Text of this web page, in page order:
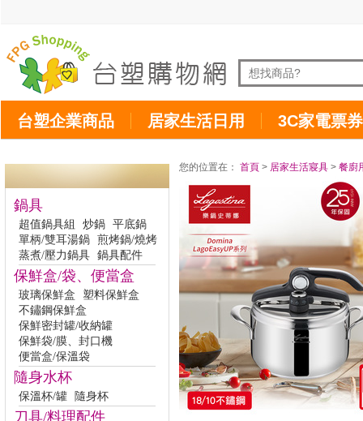
台塑企業商品 居家生活日用 3C家電票券
鍋具
超值鍋具組 炒鍋 平底鍋
單柄/雙耳湯鍋 煎烤鍋/燒烤
蒸煮/壓力鍋具 鍋具配件
保鮮盒/袋、便當盒
玻璃保鮮盒
塑料保鮮盒
不鏽鋼保鮮盒
保鮮密封罐/收納罐
保鮮袋/膜、封口機
便當盒/保溫袋
隨身水杯
保溫杯/罐 隨身杯
刀具/料理配件
您的位置在： 首頁 > 居家生活寢具 > 餐廚